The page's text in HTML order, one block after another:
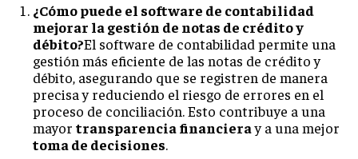
¿Cómo puede el software de contabilidad
mejorar la gestión de notas de crédito y
débito?El software de contabilidad permite una
gestión más eficiente de las notas de crédito y
débito, asegurando que se registren de manera
precisa y reduciendo el riesgo de errores en el
proceso de conciliación. Esto contribuye a una
mayor transparencia financieray a una mejor
toma de decisiones.